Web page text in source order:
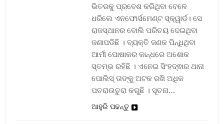
ଭିତରକୁ ପ୍ରବେଶ କରିଥିବା ବେଳେ
ଧରିଲେ ଏନଫୋର୍ସମେଣ୍ଟ ସ୍କ୍ୱାର୍ଡ। ସେ
ରାଜସ୍ଥାନର ବୋଲି ପରିଚୟ ଦେଇଥିବା
ଜଣାପଡିଛି । ବ୍ୟକ୍ତି ଜଣକ ପିନ୍ଧିଥିବା
ଆର୍ମୀ ପୋଷାକର କାନ୍ଧରେ ଅଶୋକ
ସ୍ତମ୍ଭ ରହିଛି । ଏନେଇ ସିଂହଦ୍ଵାର ଥାନା
ପୋଲିସ୍ ତାଙ୍କୁ ଅଟକ ରଖି ଅଧିକ
ପଚରାଉଚୁରା କରୁଛି । ସୂଚନା…
ଆହୁରି ପଢନ୍ତୁ